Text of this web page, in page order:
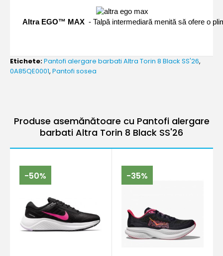
Altra EGO™ MAX - Talpă intermediară menită să ofere o
Etichete:Pantofi alergare barbati Altra Torin 8 Black SS'26,
0A85QE0001, Pantofi sosea
Produse asemănătoare cu Pantofi alergare
barbati Altra Torin 8 Black SS'26
-50% -35%